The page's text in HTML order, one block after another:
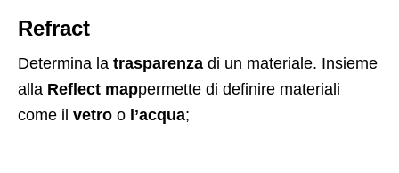
Refract
Determina la trasparenza di un materiale. Insieme
alla Reflect mappermette di definire materiali
come il vetro o l’acqua;